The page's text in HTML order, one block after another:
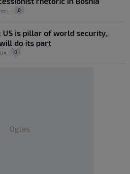
0
US is pillar of world security,
do its part
0
Oglas